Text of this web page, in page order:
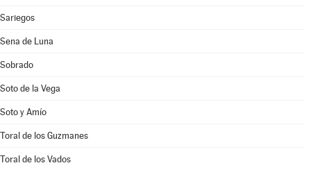
Sariegos
Sena de Luna
Sobrado
Soto de la Vega
Soto y Amío
Toral de los Guzmanes
Toral de los Vados